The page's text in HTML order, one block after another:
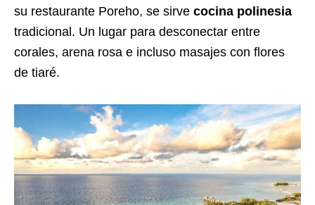
su restaurante Poreho, se sirve cocina polinesia
tradicional. Un lugar para desconectar entre
corales, arena rosa e incluso masajes con flores
de tiaré.